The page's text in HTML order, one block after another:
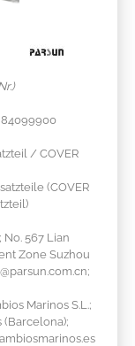
84099900
/ COVER
(COVER
No. 567 Lian
Zone Suzhou
Marinos S.L.;
(Barcelona);